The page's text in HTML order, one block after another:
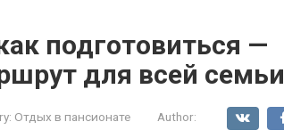
подготовиться —
для всей семьи
Отдых в пансионате Author: